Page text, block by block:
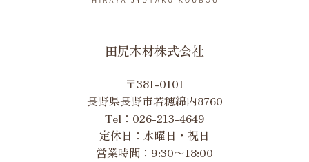
田尻木材株式会社
〒381-0101
長野県長野市若穂綿内8760
Tel： 026-213-4649
定休日：水曜日・祝日
営業時間：9:30〜18:00